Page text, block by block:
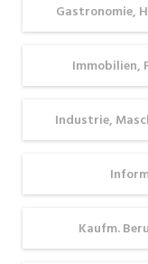
gegenüber
den jungen
Talenten.
Gastronomie,
Immobilien,
Industrie,
Kaufm.